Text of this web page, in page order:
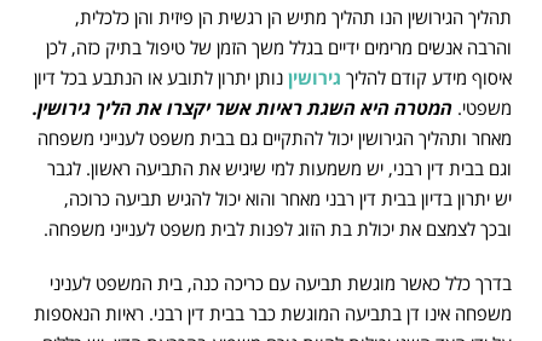
תהליך הגירושין הנו תהליך מתיש הן רגשית הן פיזית והן כלכלית,
והרבה אנשים מרימים ידיים בגלל משך הזמן של טיפול בתיק כזה, לכן
איסוף מידע קודם להליך גירושין נותן יתרון לתובע או הנתבע בכל דיון
משפטי. המטרה היא השגת ראיות אשר יקצרו את הליך גירושין.
מאחר ותהליך הגירושין יכול להתקיים גם בבית משפט לענייני משפחה
וגם בבית דין רבני, יש משמעות למי שיגיש את התביעה ראשון. לגבר
יש יתרון בדיון בבית דין רבני מאחר והוא יכול להגיש תביעה כרוכה,
ובכך לצמצם את יכולת בת הזוג לפנות לבית משפט לענייני משפחה.
בדרך כלל כאשר מוגשת תביעה עם כריכה כנה, בית המשפט לעניני
משפחה אינו דן בתביעה המוגשת כבר בבית דין רבני. ראיות הנאספות